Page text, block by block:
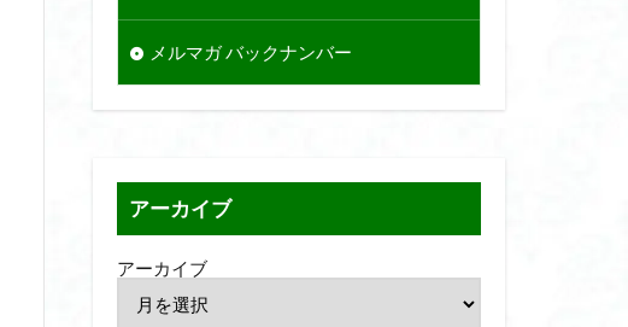
メルマガ バックナンバー
アーカイブ
アーカイブ